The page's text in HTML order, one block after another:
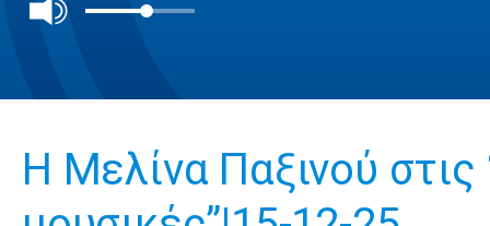
H Mελίνα Παξινού